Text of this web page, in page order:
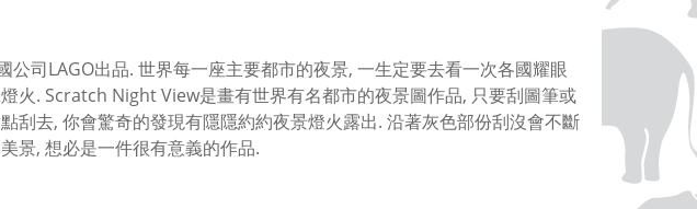
司LAGO出品. 世界每一座主要都市的夜景, 一生定要去看一次各國耀眼
火. Scratch Night View是畫有世界有名都市的夜景圖作品, 只要刮圖筆或
刮去, 你會驚奇的發現有隱隱約約夜景燈火露出. 沿著灰色部份刮沒會不斷
景, 想必是一件很有意義的作品.